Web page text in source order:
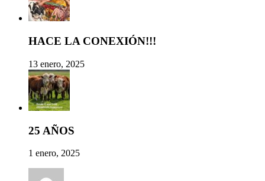
HACE LA CONEXIÓN!!!
13 enero, 2025
25 AÑOS
1 enero, 2025